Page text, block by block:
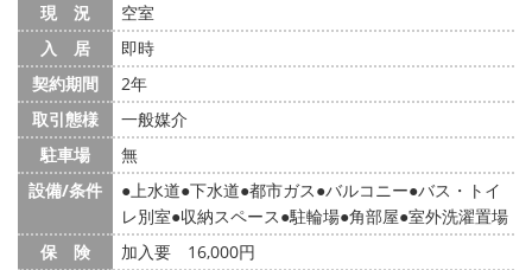
現 況
空室
入 居
即時
契約期間
2年
取引態様
一般媒介
駐車場
無
設備/条件
上水道 下水道 都市ガス バルコニー バス・トイ
レ別室 収納スペース 駐輪場 角部屋 室外洗濯置場
保 険
加入要 16,000円